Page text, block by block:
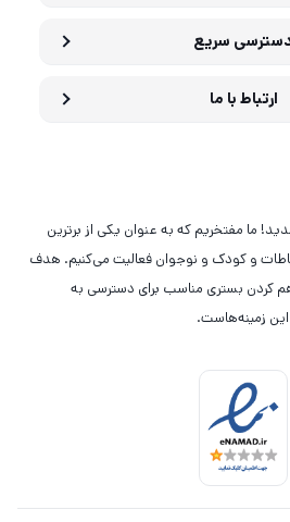
سریع
ارتباط با ما
ما مفتخریم که به عنوان یکی از برترین
و کودک و نوجوان فعالیت می‌کنیم. هدف
کردن بستری مناسب برای دسترسی به
زمینه‌هاست.